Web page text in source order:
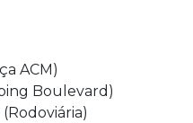
ACM)
Boulevard)